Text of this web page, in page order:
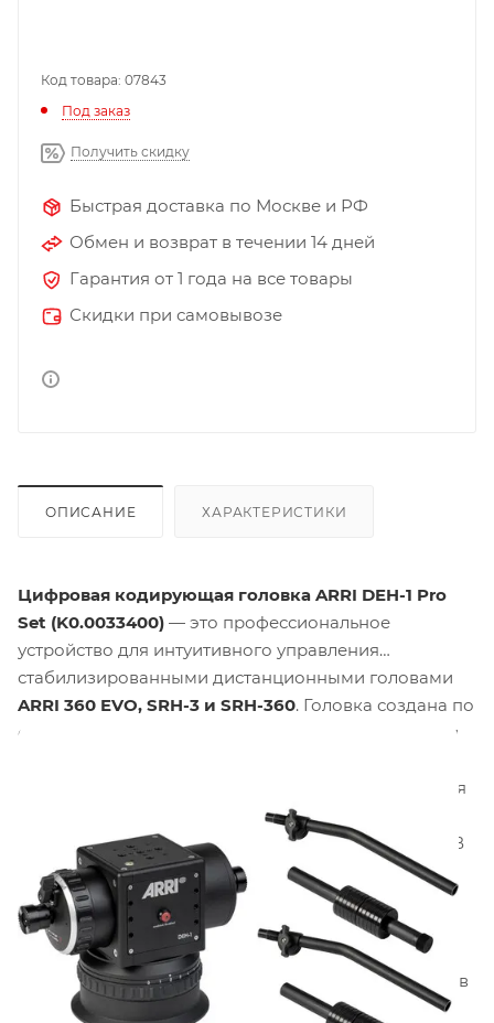
Код товара: 07843
Под заказ
Получить скидку
Быстрая доставка по Москве и РФ
Обмен и возврат в течении 14 дней
Гарантия от 1 года на все товары
Скидки при самовывозе
ОПИСАНИЕ ХАРАКТЕРИСТИКИ
Цифровая кодирующая головка ARRI DEH-1 Pro
Set (K0.0033400) — это профессиональное
устройство для интуитивного управления
стабилизированными дистанционными головами
ARRI 360 EVO, SRH-3 и SRH-360. Головка создана по
спецификациям ARRI на базе технологий Cartoni и
с семью ступенями настройки для
панорамирования и наклона, что обеспечивает
исключительную плавность и точность движений. В
отличие от традиционных джойстиков и рукояток,
DEH-1 имитирует привычную механику
классической гидравлической головки,
обеспечивая более естественный контроль над
камерой. Модель устанавливается на любой штатив
или опору с плоским основанием Mitchell.